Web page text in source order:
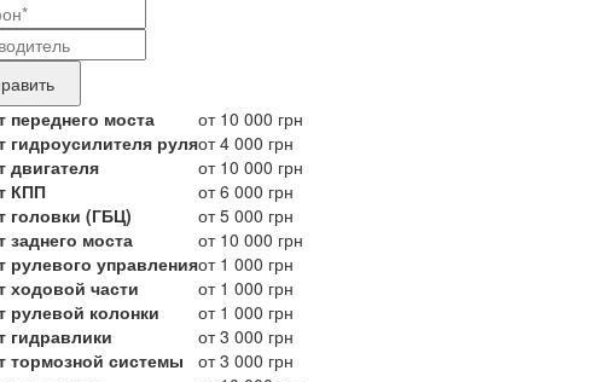
переднего моста
от 10 000 грн
гидроусилителя руляот 4 000 грн
двигателя
от 10 000 грн
КПП
от 6 000 грн
головки (ГБЦ)
от 5 000 грн
заднего моста
от 10 000 грн
рулевого управленияот 1 000 грн
ходовой части
от 1 000 грн
рулевой колонки
от 1 000 грн
гидравлики
от 3 000 грн
тормозной системы
от 3 000 грн